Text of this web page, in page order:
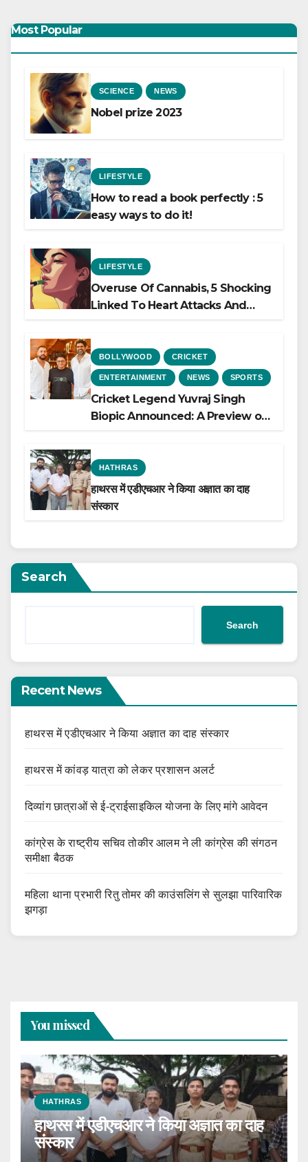
Most Popular
SCIENCE NEWS
Nobel prize 2023
LIFESTYLE
How to read a book perfectly : 5
easy ways to do it!
LIFESTYLE
Overuse Of Cannabis, 5 Shocking
Linked To Heart Attacks And
BOLLYWOOD CRICKET
ENTERTAINMENT NEWS SPORTS
Cricket Legend Yuvraj Singh
Biopic Announced: A Preview of
HATHRAS
हाथरस में एडीएचआर ने किया अज्ञात का दाह
संस्कार
Search
Search
Recent News
हाथरस में एडीएचआर ने किया अज्ञात का दाह संस्कार
हाथरस में कांवड़ यात्रा को लेकर प्रशासन अलर्ट
दिव्यांग छात्राओं से ई-ट्राईसाइकिल योजना के लिए मांगे आवेदन
कांग्रेस के राष्ट्रीय सचिव तोकीर आलम ने ली कांग्रेस की संगठन
समीक्षा बैठक
महिला थाना प्रभारी रितु तोमर की काउंसलिंग से सुलझा पारिवारिक
झगड़ा
You missed
HATHRAS
हाथरस में एडीएचआर ने किया अज्ञात का दाह
संस्कार